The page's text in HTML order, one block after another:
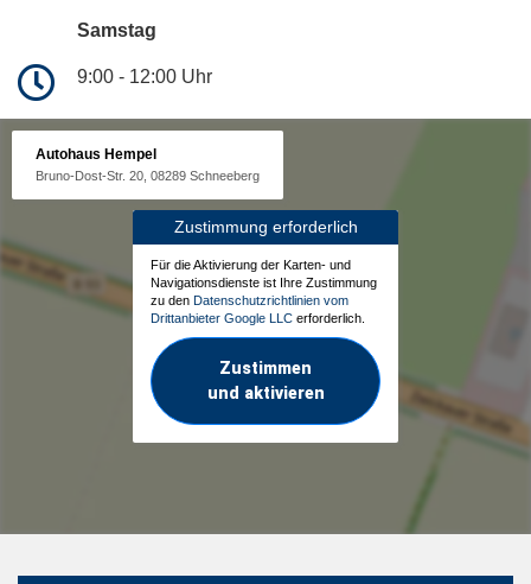
Samstag
9:00 - 12:00 Uhr
Autohaus Hempel
Bruno-Dost-Str. 20, 08289 Schneeberg
Zustimmung erforderlich
Für die Aktivierung der Karten- und
Navigationsdienste ist Ihre Zustimmung
zu den Datenschutzrichtlinien vom
Drittanbieter Google LLC erforderlich.
Zustimmen
und aktivieren